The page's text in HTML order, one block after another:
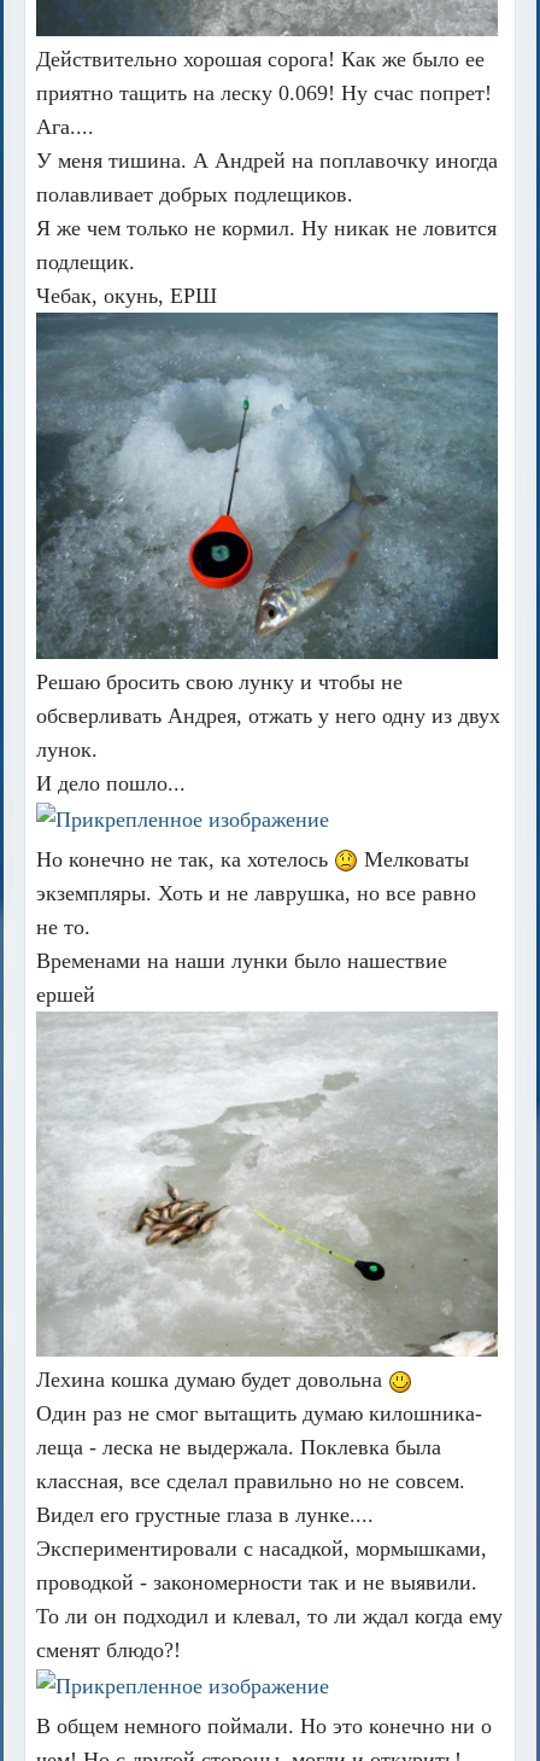
Действительно хорошая сорога! Как же было ее
приятно тащить на леску 0.069! Ну счас попрет!
Ага....
У меня тишина. А Андрей на поплавочку иногда
полавливает добрых подлещиков.
Я же чем только не кормил. Ну никак не ловится
подлещик.
Чебак, окунь, ЕРШ
Решаю бросить свою лунку и чтобы не
обсверливать Андрея, отжать у него одну из двух
лунок.
И дело пошло...
Но конечно не так, ка хотелось
Мелковаты
экземпляры. Хоть и не лаврушка, но все равно
не то.
Временами на наши лунки было нашествие
ершей
Лехина кошка думаю будет довольна
Один раз не смог вытащить думаю килошника-
леща - леска не выдержала. Поклевка была
классная, все сделал правильно но не совсем.
Видел его грустные глаза в лунке....
Экспериментировали с насадкой, мормышками,
проводкой - закономерности так и не выявили.
То ли он подходил и клевал, то ли ждал когда ему
сменят блюдо?!
В общем немного поймали. Но это конечно ни о